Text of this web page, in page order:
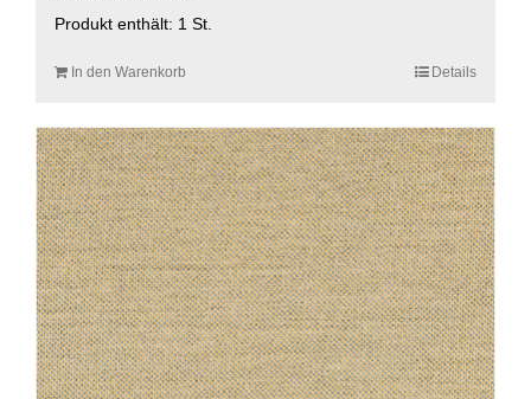
Produkt enthält: 1 St.
In den Warenkorb Details